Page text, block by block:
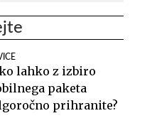
lahko z izbiro
paketa
prihranite?